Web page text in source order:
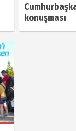
konuşması